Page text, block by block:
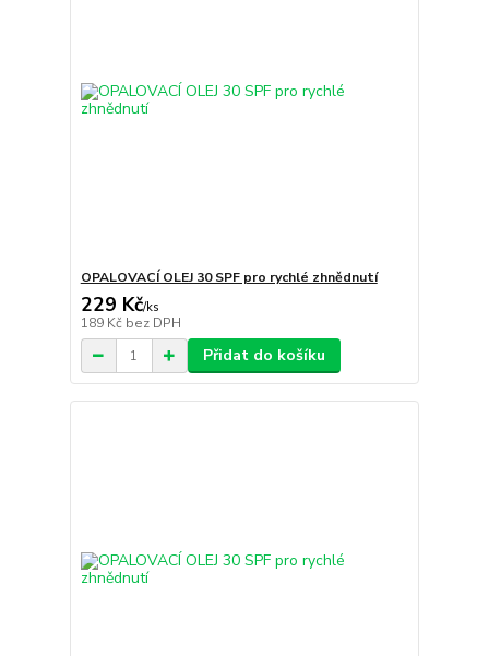
OPALOVACÍ OLEJ 30 SPF pro rychlé zhnědnutí
229 Kč/ks
189 Kč bez DPH
Přidat do košíku